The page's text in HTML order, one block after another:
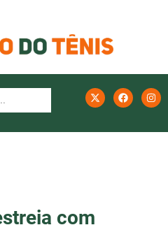
com